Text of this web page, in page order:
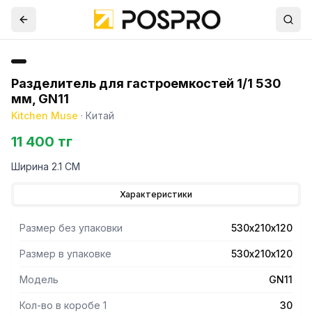
Разделитель для гастроемкостей 1/1 530
мм, GN11
Kitchen Muse · Китай
11 400 тг
Ширина 2.1 CM
Характеристики
Размер без упаковки 530х210х120
Размер в упаковке 530х210х120
Модель GN11
Кол-во в коробе 1 30